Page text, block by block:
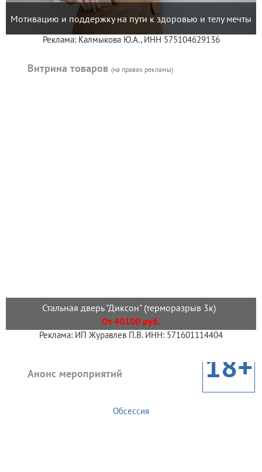
Мотивацию и поддержку на пути к здоровью и телу мечты
Реклама: Калмыкова Ю.А., ИНН 575104629136
Витрина товаров (на правах рекламы)
Стальная дверь "Диксон" (терморазрыв 3к)
От 40100 руб.
Реклама: ИП Журавлев П.В. ИНН: 571601114404
Анонс мероприятий 18+
Обсессия